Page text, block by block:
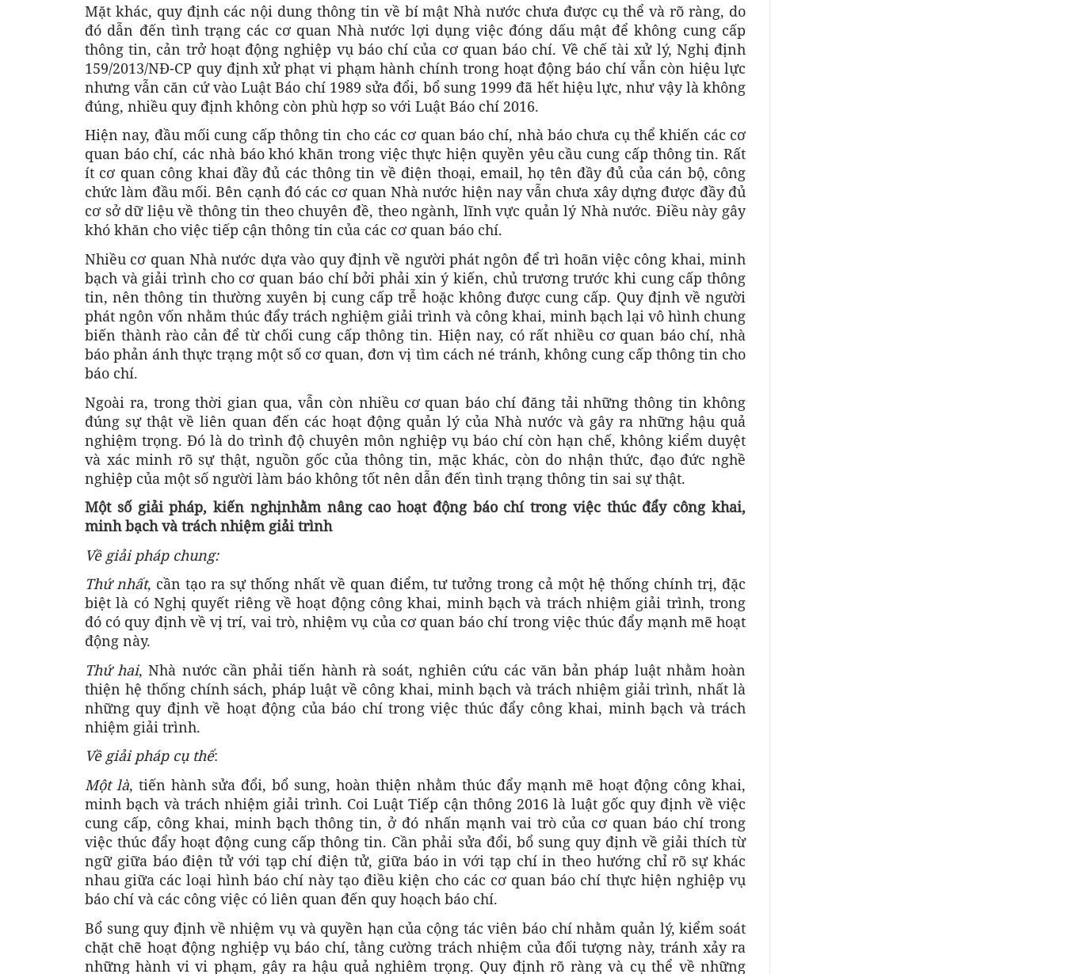
Mặt khác, quy định các nội dung thông tin về bí mật Nhà nước chưa được cụ thể và rõ ràng, do
đó dẫn đến tình trạng các cơ quan Nhà nước lợi dụng việc đóng dấu mật để không cung cấp
thông tin, cản trở hoạt động nghiệp vụ báo chí của cơ quan báo chí. Về chế tài xử lý, Nghị định
159/2013/NĐ-CP quy định xử phạt vi phạm hành chính trong hoạt động báo chí vẫn còn hiệu lực
nhưng vẫn căn cứ vào Luật Báo chí 1989 sửa đổi, bổ sung 1999 đã hết hiệu lực, như vậy là không
đúng, nhiều quy định không còn phù hợp so với Luật Báo chí 2016.
Hiện nay, đầu mối cung cấp thông tin cho các cơ quan báo chí, nhà báo chưa cụ thể khiến các cơ
quan báo chí, các nhà báo khó khăn trong việc thực hiện quyền yêu cầu cung cấp thông tin. Rất
ít cơ quan công khai đầy đủ các thông tin về điện thoại, email, họ tên đầy đủ của cán bộ, công
chức làm đầu mối. Bên cạnh đó các cơ quan Nhà nước hiện nay vẫn chưa xây dựng được đầy đủ
cơ sở dữ liệu về thông tin theo chuyên đề, theo ngành, lĩnh vực quản lý Nhà nước. Điều này gây
khó khăn cho việc tiếp cận thông tin của các cơ quan báo chí.
Nhiều cơ quan Nhà nước dựa vào quy định về người phát ngôn để trì hoãn việc công khai, minh
bạch và giải trình cho cơ quan báo chí bởi phải xin ý kiến, chủ trương trước khi cung cấp thông
tin, nên thông tin thường xuyên bị cung cấp trễ hoặc không được cung cấp. Quy định về người
phát ngôn vốn nhằm thúc đẩy trách nghiệm giải trình và công khai, minh bạch lại vô hình chung
biến thành rào cản để từ chối cung cấp thông tin. Hiện nay, có rất nhiều cơ quan báo chí, nhà
báo phản ánh thực trạng một số cơ quan, đơn vị tìm cách né tránh, không cung cấp thông tin cho
báo chí.
Ngoài ra, trong thời gian qua, vẫn còn nhiều cơ quan báo chí đăng tải những thông tin không
đúng sự thật về liên quan đến các hoạt động quản lý của Nhà nước và gây ra những hậu quả
nghiệm trọng. Đó là do trình độ chuyên môn nghiệp vụ báo chí còn hạn chế, không kiểm duyệt
và xác minh rõ sự thật, nguồn gốc của thông tin, mặc khác, còn do nhận thức, đạo đức nghề
nghiệp của một số người làm báo không tốt nên dẫn đến tình trạng thông tin sai sự thật.
Một số giải pháp, kiến nghịnhằm nâng cao hoạt động báo chí trong việc thúc đẩy công khai,
minh bạch và trách nhiệm giải trình
Về giải pháp chung:
Thứ nhất, cần tạo ra sự thống nhất về quan điểm, tư tưởng trong cả một hệ thống chính trị, đặc
biệt là có Nghị quyết riêng về hoạt động công khai, minh bạch và trách nhiệm giải trình, trong
đó có quy định về vị trí, vai trò, nhiệm vụ của cơ quan báo chí trong việc thúc đẩy mạnh mẽ hoạt
động này.
Thứ hai, Nhà nước cần phải tiến hành rà soát, nghiên cứu các văn bản pháp luật nhằm hoàn
thiện hệ thống chính sách, pháp luật về công khai, minh bạch và trách nhiệm giải trình, nhất là
những quy định về hoạt động của báo chí trong việc thúc đẩy công khai, minh bạch và trách
nhiệm giải trình.
Về giải pháp cụ thể:
Một là, tiến hành sửa đổi, bổ sung, hoàn thiện nhằm thúc đẩy mạnh mẽ hoạt động công khai,
minh bạch và trách nhiệm giải trình. Coi Luật Tiếp cận thông 2016 là luật gốc quy định về việc
cung cấp, công khai, minh bạch thông tin, ở đó nhấn mạnh vai trò của cơ quan báo chí trong
việc thúc đẩy hoạt động cung cấp thông tin. Cần phải sửa đổi, bổ sung quy định về giải thích từ
ngữ giữa báo điện tử với tạp chí điện tử, giữa báo in với tạp chí in theo hướng chỉ rõ sự khác
nhau giữa các loại hình báo chí này tạo điều kiện cho các cơ quan báo chí thực hiện nghiệp vụ
báo chí và các công việc có liên quan đến quy hoạch báo chí.
Bổ sung quy định về nhiệm vụ và quyền hạn của cộng tác viên báo chí nhằm quản lý, kiểm soát
chặt chẽ hoạt động nghiệp vụ báo chí, tằng cường trách nhiệm của đối tượng này, tránh xảy ra
những hành vi vi phạm, gây ra hậu quả nghiêm trọng. Quy định rõ ràng và cụ thể về những